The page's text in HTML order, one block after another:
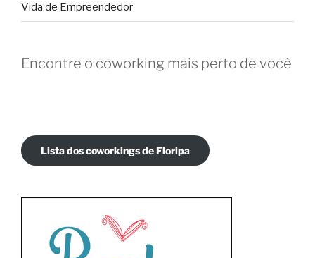
Vida de Empreendedor
Encontre o coworking mais perto de você
Lista dos coworkings de Floripa